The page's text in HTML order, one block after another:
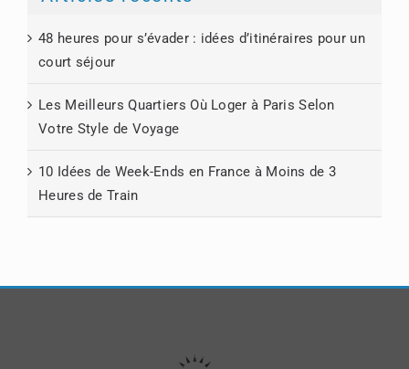
48 heures pour s’évader : idées d’itinéraires pour un
court séjour
Les Meilleurs Quartiers Où Loger à Paris Selon
Votre Style de Voyage
10 Idées de Week-Ends en France à Moins de 3
Heures de Train